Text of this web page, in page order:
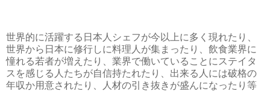
世界的に活躍する日本人シェフが今以上に多く現れたり、
世界から日本に修行しに料理人が集まったり、飲食業界に
憧れる若者が増えたり、業界で働いていることにステイタ
スを感じる人たちが自信持たれたり、出来る人には破格の
年収か用意されたり、人材の引き抜きが盛んになったり等